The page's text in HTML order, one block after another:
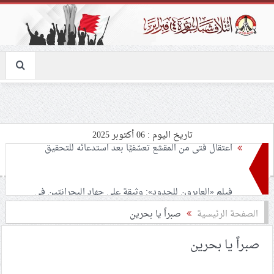
تاريخ اليوم : 06 أكتوبر 2025
الشيخ نعيم قاسم يجدّد المطالبة بدعم الشعب الفلسطيني
والاستفادة من المواقف الدوليّة والشعبيّة الداعمة
الصفحة الرئيسية صبراً يا بحرين
صبراً يا بحرين